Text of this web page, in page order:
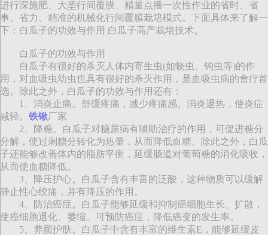
进行深施肥、大垄行间覆膜、精量点播一次性作业的省时、省
事、省力、精准的机械化行间覆膜栽培模式。下面具体来了解一
下：白瓜子的功效与作用 白瓜子高产栽培技术。
白瓜子的功效与作用
白瓜子有很好的杀灭人体内寄生虫(如蛲虫、钩虫等)的作
用，对血吸虫幼虫也具有很好的杀灭作用，是血吸虫病的食疗首
选。除此之外，白瓜子的功效与作用还有：
1、消炎止痛。舒缓疼痛，减少疼痛感。消炎退热，使炎症
减轻。 铁锹厂家
2、降糖。白瓜子对糖尿病有辅助治疗的作用，可促进糖分
分解，使过剩糖分转化为热量，从而降低血糖。除此之外，白瓜
子还能够改善体内的脂肪平衡，延缓肠道对葡萄糖的消化吸收，
从而使血糖降低。
3、降压护心。白瓜子含有丰富的泛酸，这种物质可以缓解
静止性心绞痛，并有降压的作用。
4、防治癌症。白瓜子能够延缓和抑制癌细胞生长、扩散，
使癌细胞退化、萎缩。可预防癌症，降低癌变的发生率。
5、养颜护肤。白瓜子中含有丰富的维生素E，能够延缓皮